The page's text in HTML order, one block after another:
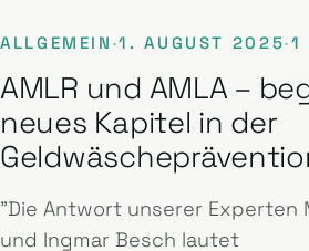
ALLGEMEIN ·1. AUGUST 2025·1
AMLR und AMLA –
neues Kapitel in der
"Die Antwort unserer Experten
und Ingmar Besch lautet